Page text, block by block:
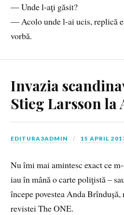
— Unde l-aţi găsit?
— Acolo unde l-ai ucis, replică
vorbă.
Invazia
Stieg Larsson la
EDITURA3ADMIN 15 APRIL
Nu îmi mai amintesc exact ce
iau în mână o carte poliţistă –
începe povestea Anda
revistei The ONE.